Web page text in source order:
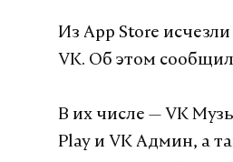
Из App Store
VK. Об этом
В их числе — VK
Play и VK Админ, а